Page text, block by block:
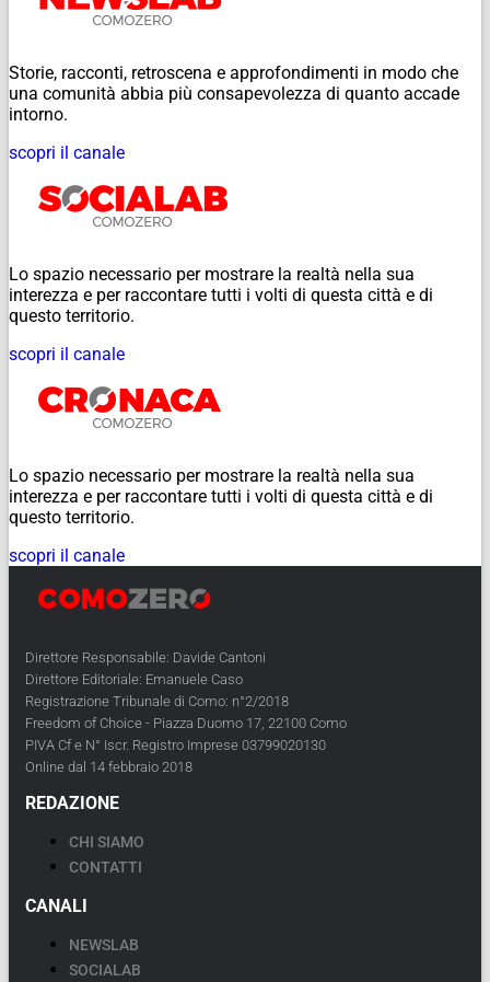
Storie, racconti, retroscena e approfondimenti in modo che
una comunità abbia più consapevolezza di quanto accade
intorno.
scopri il canale
Lo spazio necessario per mostrare la realtà nella sua
interezza e per raccontare tutti i volti di questa città e di
questo territorio.
scopri il canale
Lo spazio necessario per mostrare la realtà nella sua
interezza e per raccontare tutti i volti di questa città e di
questo territorio.
scopri il canale
Direttore Responsabile: Davide Cantoni
Direttore Editoriale: Emanuele Caso
Registrazione Tribunale di Como: n°2/2018
Freedom of Choice - Piazza Duomo 17, 22100 Como
PIVA Cf e N° Iscr. Registro Imprese 03799020130
Online dal 14 febbraio 2018
REDAZIONE
CHI SIAMO
CONTATTI
CANALI
NEWSLAB
SOCIALAB